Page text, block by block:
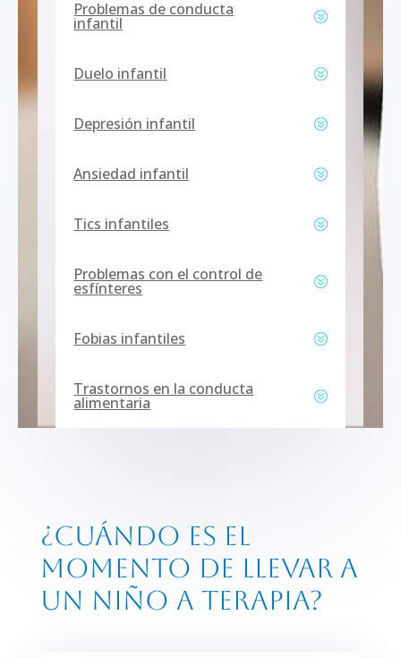
Problemas de conducta
infantil
Duelo infantil
Depresión infantil
Ansiedad infantil
Tics infantiles
Problemas con el control de
esfínteres
Fobias infantiles
Trastornos en la conducta
alimentaria
¿Cuándo es el
momento de llevar a
un niño a terapia?